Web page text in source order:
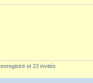
et 23 invités